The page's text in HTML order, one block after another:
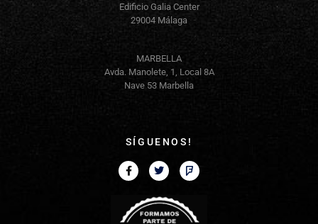
Edificio Galia Center
29004 Málaga
MARBELLA
Avda. Manolete, 1, Local 8A
Nave 53 Marbella
SÍGUENOS!